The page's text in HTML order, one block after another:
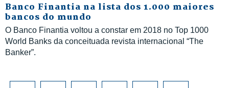
Banco Finantia na lista dos 1.000 maiores
bancos do mundo
O Banco Finantia voltou a constar em 2018 no Top 1000
World Banks da conceituada revista internacional “The
Banker”.